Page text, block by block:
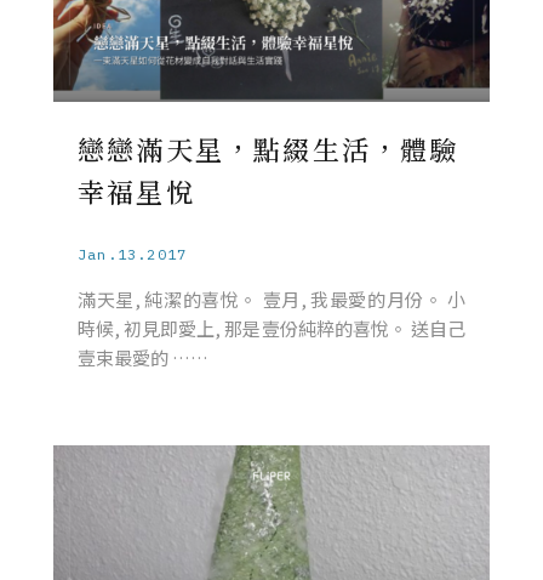
戀戀滿天星，點綴生活，體驗
幸福星悅
Jan.13.2017
滿天星, 純潔的喜悅。 壹月, 我最愛的月份。 小
時候, 初見即愛上, 那是壹份純粹的喜悅。 送自己
壹束最愛的 ……